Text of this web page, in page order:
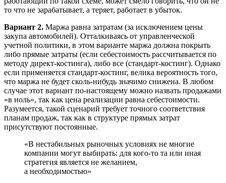
то что не зарабатывает, а теряет, работает в убыток.
Вариант 2. Маржа равна затратам (за исключением цены
закупа автомобилей). Отталкиваясь от управленческой
учетной политики, в этом варианте маржа должна покрыть
либо прямые затраты (если себестоимость рассчитывается по
методу директ-костинга), либо все (стандарт-костинг). Однако
если применяется стандарт-костинг, велика вероятность того,
что маржа не будет сколь-нибудь значимо снижена. В любом
случае этот вариант по-настоящему можно назвать продажами
«в ноль», так как цена реализации равна себестоимости.
Разумеется, такой сценарий требует точного соответствия
планам продаж, так как в структуре прямых затрат
присутствуют постоянные.
«В нестабильных рыночных условиях не многие
компании могут выбирать: для кого-то та или иная
стратегия является не желанием,
а необходимостью»